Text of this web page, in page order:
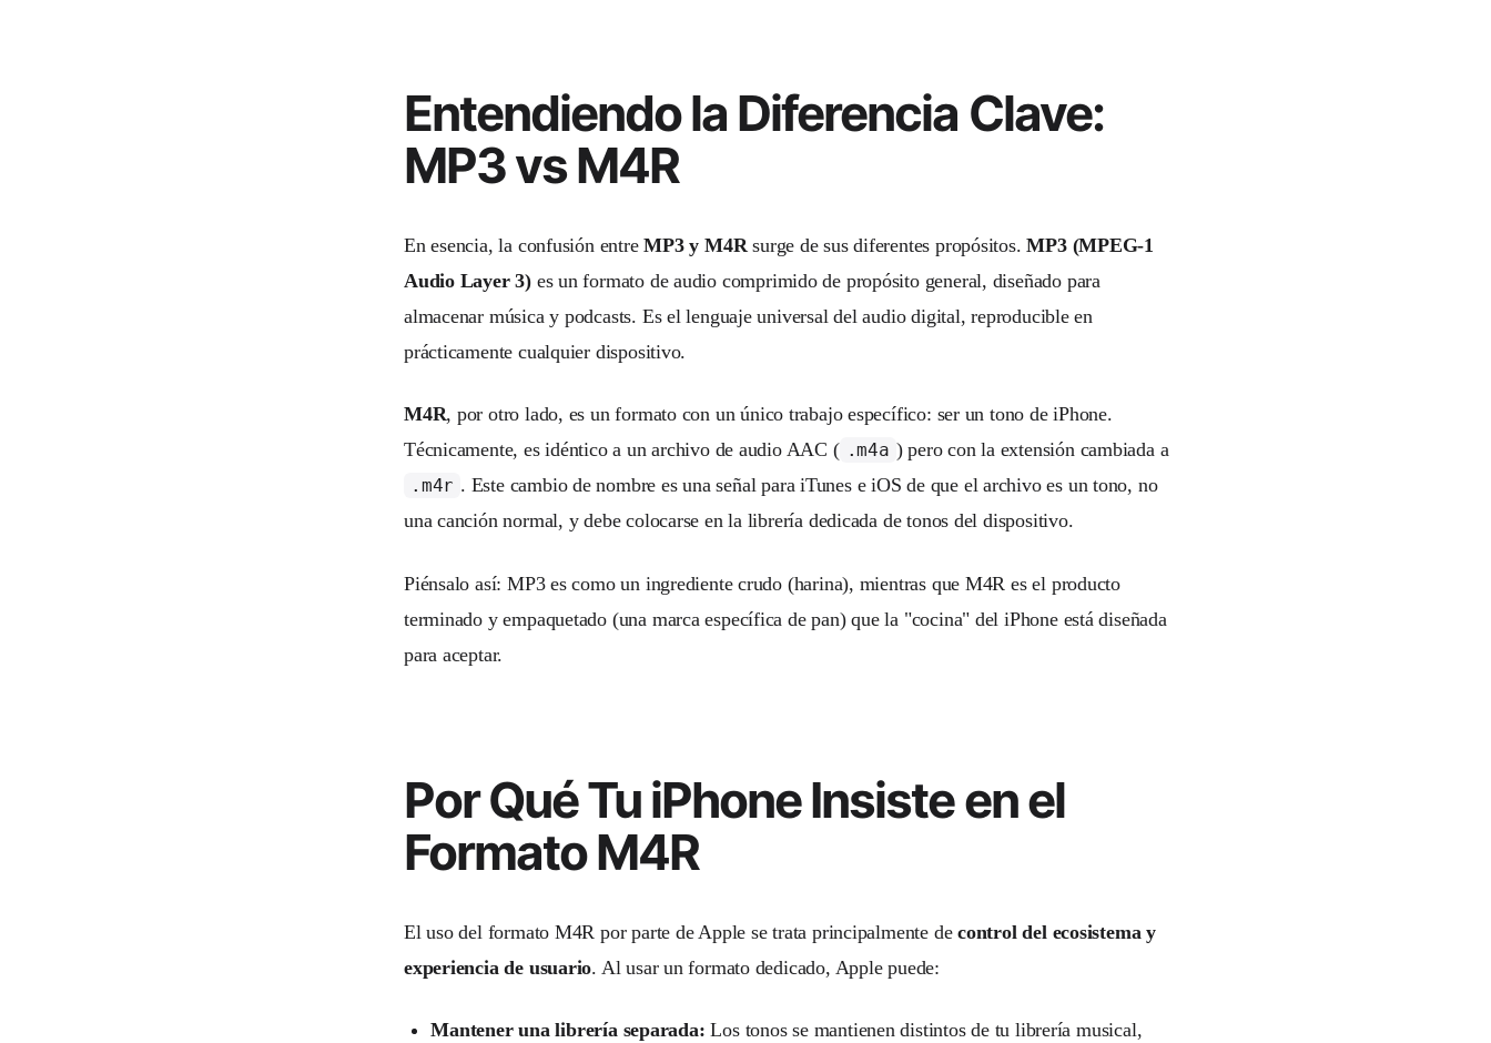
Entendiendo la Diferencia Clave:
MP3 vs M4R
En esencia, la confusión entreMP3 y M4Rsurge de sus diferentes propósitos.MP3 (MPEG-1
Audio Layer 3)es un formato de audio comprimido de propósito general, diseñado para
almacenar música y podcasts. Es el lenguaje universal del audio digital, reproducible en
prácticamente cualquier dispositivo.
M4R, por otro lado, es un formato con un único trabajo específico: ser un tono de iPhone.
Técnicamente, es idéntico a un archivo de audio AAC ( .m4a ) pero con la extensión cambiada a
.m4r . Este cambio de nombre es una señal para iTunes e iOS de que el archivo es un tono, no
una canción normal, y debe colocarse en la librería dedicada de tonos del dispositivo.
Piénsalo así: MP3 es como un ingrediente crudo (harina), mientras que M4R es el producto
terminado y empaquetado (una marca específica de pan) que la "cocina" del iPhone está diseñada
para aceptar.
Por Qué Tu iPhone Insiste en el
Formato M4R
El uso del formato M4R por parte de Apple se trata principalmente decontrol del ecosistema y
experiencia de usuario. Al usar un formato dedicado, Apple puede:
Mantener una librería separada: Los tonos se mantienen distintos de tu librería musical,